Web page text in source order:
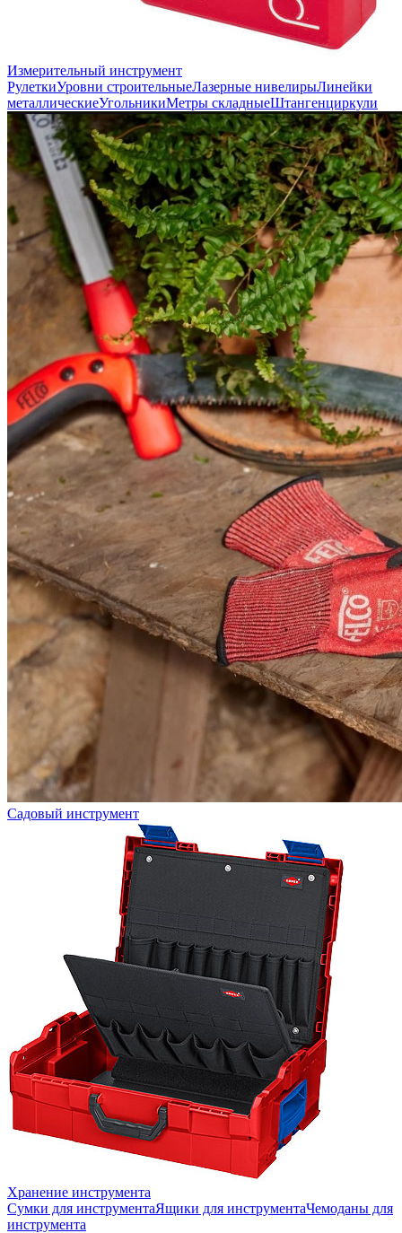
Измерительный инструмент
РулеткиУровни строительныеЛазерные нивелирыЛинейки
металлическиеУгольникиМетры складныеШтангенциркули
Садовый инструмент
Хранение инструмента
Сумки для инструментаЯщики для инструментаЧемоданы для
инструмента